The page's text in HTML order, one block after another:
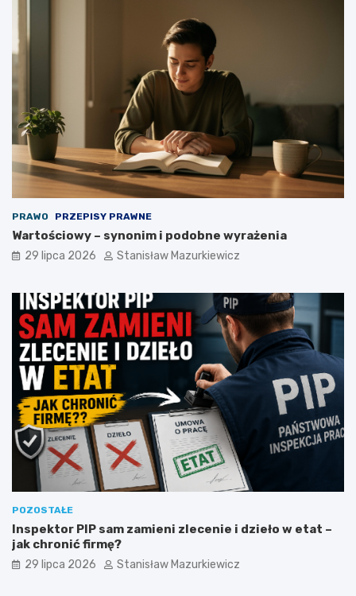
PRAWO PRZEPISY PRAWNE
Wartościowy – synonim i podobne wyrażenia
29 lipca 2026 Stanisław Mazurkiewicz
POZOSTAŁE
Inspektor PIP sam zamieni zlecenie i dzieło w etat –
jak chronić firmę?
29 lipca 2026 Stanisław Mazurkiewicz